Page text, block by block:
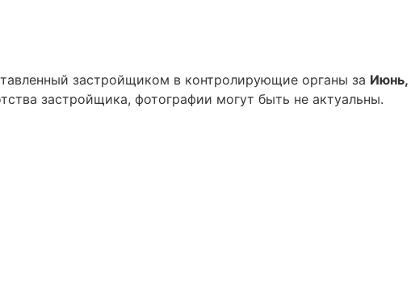
застройщиком в контролирующие органы за Июнь,
застройщика, фотографии могут быть не актуальны.